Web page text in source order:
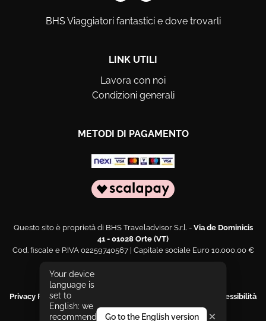
BHS Viaggiatori fantastici e dove trovarli
LINK UTILI
Lavora con noi
Condizioni generali
METODI DI PAGAMENTO
Questo sito è proprietà di BHS Traveladvisor S.r.l. - Via de Dominicis
41 - 01028 Orte (VT)
Cod. fiscale e P.IVA 02259740567 | Capitale sociale Euro 10.000,00 €
Web engineering and design by
Privacy Policy|Cookies Policy
Segnala un problema di accessibilità
|Dichiarazione di accessibilità
Your device
language is
set to
English: we
recommend
Go to the English version ×